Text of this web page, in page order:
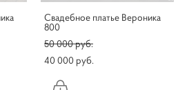
Свадебное платье Вероника
800
50 000 pуб.
40 000 pуб.